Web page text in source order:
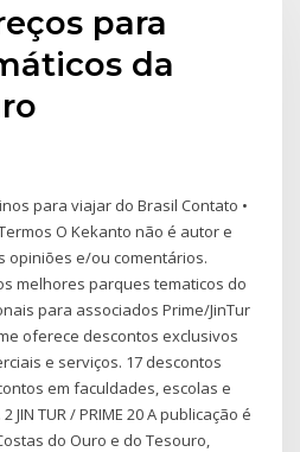
para
da
para viajar do Brasil Contato •
O Kekanto não é autor e
opiniões e/ou comentários.
os melhores parques tematicos do
para associados Prime/JinTur
oferece descontos exclusivos
e serviços. 17 descontos
em faculdades, escolas e
TUR / PRIME 20 A publicação é
do Ouro e do Tesouro,